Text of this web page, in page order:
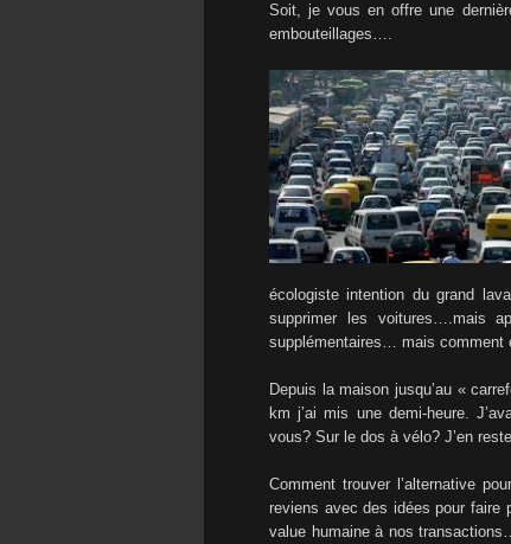
Soit, je vous en offre une
embouteillages….
écologiste intention du grand
supprimer les voitures….mais
supplémentaires… mais comment
Depuis la maison jusqu’au «
km j’ai mis une demi-heure.
vous? Sur le dos à vélo? J’en
Comment trouver l’alternative
reviens avec des idées pour faire
value humaine à nos